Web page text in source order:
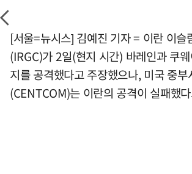
[서울=뉴시스] 김예진 기자 = 이란 이슬
(IRGC)가 2일(현지 시간) 바레인과 쿠
지를 공격했다고 주장했으나, 미국 중부
(CENTCOM)는 이란의 공격이 실패했